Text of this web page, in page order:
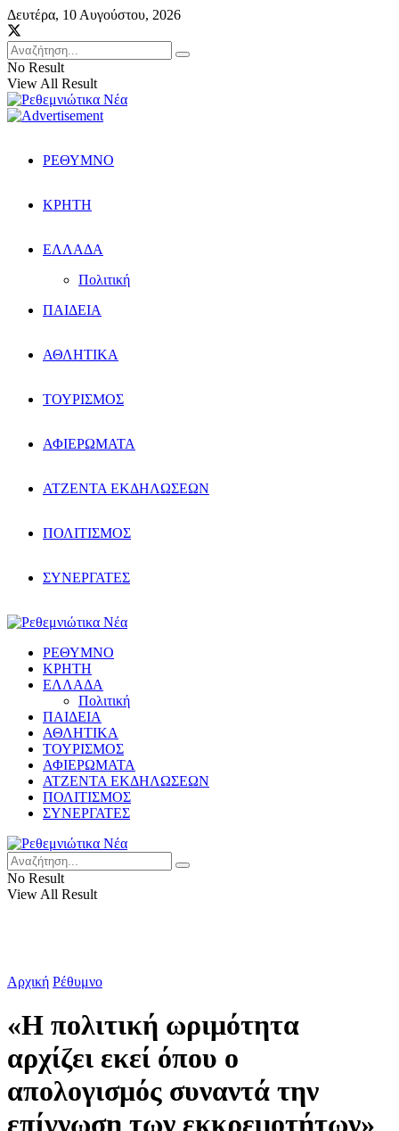
Δευτέρα, 10 Αυγούστου, 2026
No Result
View All Result
ΡΕΘΥΜΝΟ
ΚΡΗΤΗ
ΕΛΛΑΔΑ
Πολιτική
ΠΑΙΔΕΙΑ
ΑΘΛΗΤΙΚΑ
ΤΟΥΡΙΣΜΟΣ
ΑΦΙΕΡΩΜΑΤΑ
ΑΤΖΕΝΤΑ ΕΚΔΗΛΩΣΕΩΝ
ΠΟΛΙΤΙΣΜΟΣ
ΣΥΝΕΡΓΑΤΕΣ
ΡΕΘΥΜΝΟ
ΚΡΗΤΗ
ΕΛΛΑΔΑ
Πολιτική
ΠΑΙΔΕΙΑ
ΑΘΛΗΤΙΚΑ
ΤΟΥΡΙΣΜΟΣ
ΑΦΙΕΡΩΜΑΤΑ
ΑΤΖΕΝΤΑ ΕΚΔΗΛΩΣΕΩΝ
ΠΟΛΙΤΙΣΜΟΣ
ΣΥΝΕΡΓΑΤΕΣ
No Result
View All Result
Αρχική Ρέθυμνο
«Η πολιτική ωριμότητα
αρχίζει εκεί όπου ο
απολογισμός συναντά την
επίγνωση των εκκρεμοτήτων»